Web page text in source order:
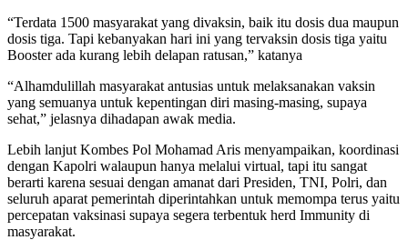
“Terdata 1500 masyarakat yang divaksin, baik itu dosis dua maupun
dosis tiga. Tapi kebanyakan hari ini yang tervaksin dosis tiga yaitu
Booster ada kurang lebih delapan ratusan,” katanya
“Alhamdulillah masyarakat antusias untuk melaksanakan vaksin
yang semuanya untuk kepentingan diri masing-masing, supaya
sehat,” jelasnya dihadapan awak media.
Lebih lanjut Kombes Pol Mohamad Aris menyampaikan, koordinasi
dengan Kapolri walaupun hanya melalui virtual, tapi itu sangat
berarti karena sesuai dengan amanat dari Presiden, TNI, Polri, dan
seluruh aparat pemerintah diperintahkan untuk memompa terus yaitu
percepatan vaksinasi supaya segera terbentuk herd Immunity di
masyarakat.